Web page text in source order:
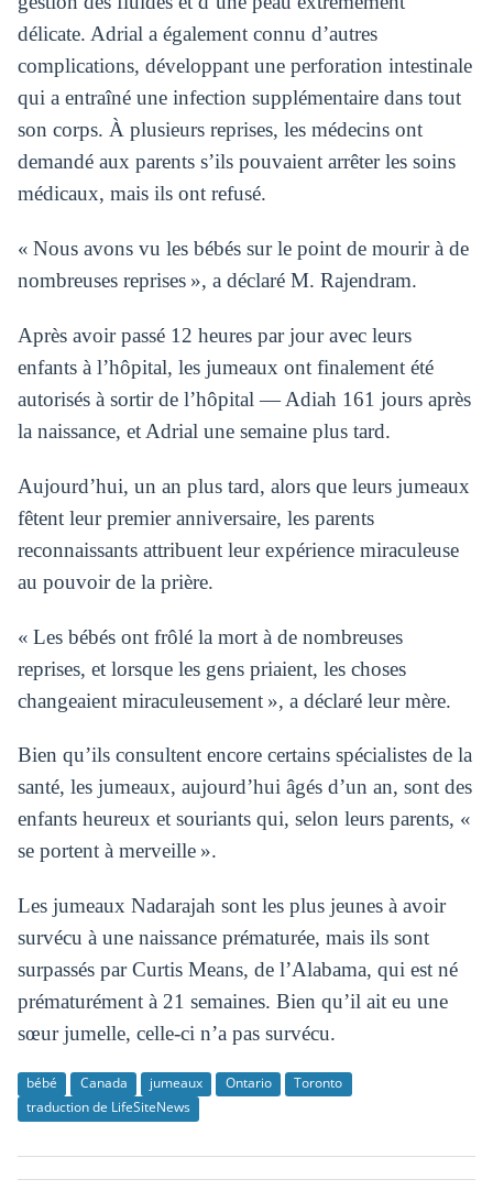
délicate. Adrial a également connu d’autres
complications, développant une perforation intestinale
qui a entraîné une infection supplémentaire dans tout
son corps. À plusieurs reprises, les médecins ont
demandé aux parents s’ils pouvaient arrêter les soins
médicaux, mais ils ont refusé.
« Nous avons vu les bébés sur le point de mourir à de
nombreuses reprises », a déclaré M. Rajendram.
Après avoir passé 12 heures par jour avec leurs
enfants à l’hôpital, les jumeaux ont finalement été
autorisés à sortir de l’hôpital — Adiah 161 jours après
la naissance, et Adrial une semaine plus tard.
Aujourd’hui, un an plus tard, alors que leurs jumeaux
fêtent leur premier anniversaire, les parents
reconnaissants attribuent leur expérience miraculeuse
au pouvoir de la prière.
« Les bébés ont frôlé la mort à de nombreuses
reprises, et lorsque les gens priaient, les choses
changeaient miraculeusement », a déclaré leur mère.
Bien qu’ils consultent encore certains spécialistes de la
santé, les jumeaux, aujourd’hui âgés d’un an, sont des
enfants heureux et souriants qui, selon leurs parents, «
se portent à merveille ».
Les jumeaux Nadarajah sont les plus jeunes à avoir
survécu à une naissance prématurée, mais ils sont
surpassés par Curtis Means, de l’Alabama, qui est né
prématurément à 21 semaines. Bien qu’il ait eu une
sœur jumelle, celle-ci n’a pas survécu.
bébé Canada jumeaux Ontario
Toronto
traduction de LifeSiteNews